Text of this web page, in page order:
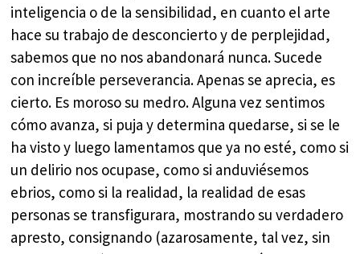
inteligencia o de la sensibilidad, en cuanto el arte
hace su trabajo de desconcierto y de perplejidad,
sabemos que no nos abandonará nunca. Sucede
con increíble perseverancia. Apenas se aprecia, es
cierto. Es moroso su medro. Alguna vez sentimos
cómo avanza, si puja y determina quedarse, si se le
ha visto y luego lamentamos que ya no esté, como si
un delirio nos ocupase, como si anduviésemos
ebrios, como si la realidad, la realidad de esas
personas se transfigurara, mostrando su verdadero
apresto, consignando (azarosamente, tal vez, sin